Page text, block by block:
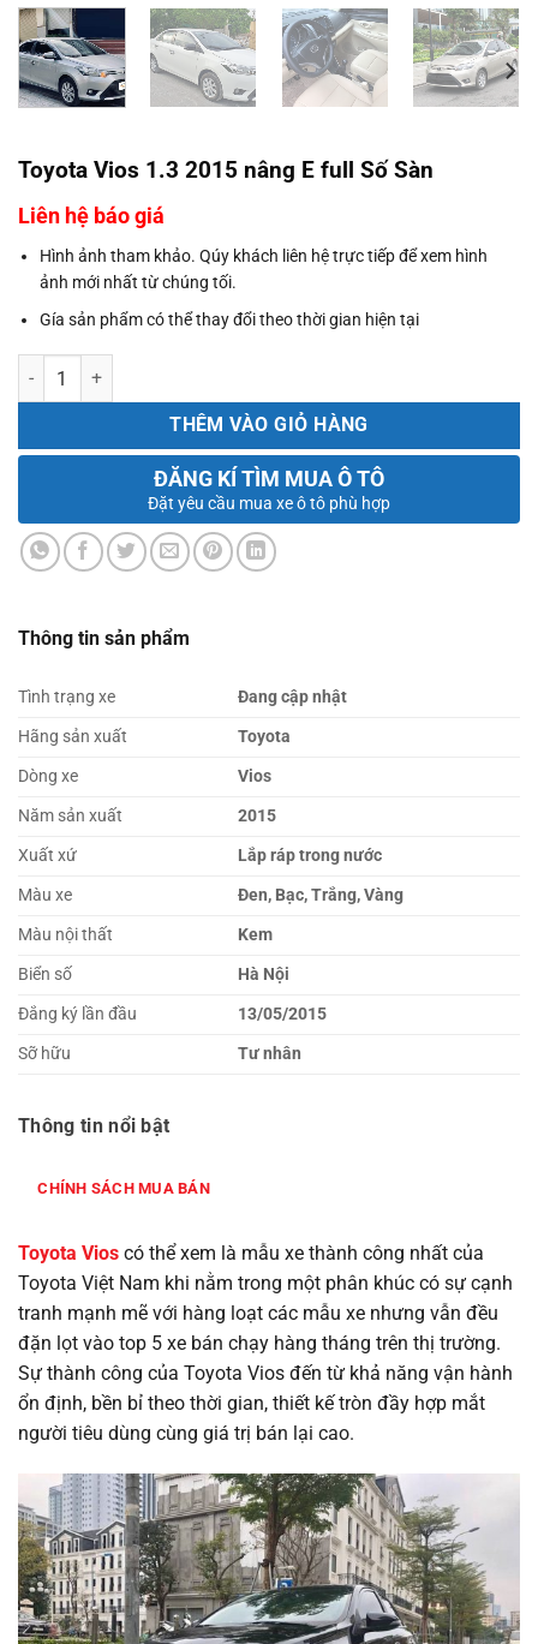
Toyota Vios 1.3 2015 nâng E full Số Sàn
Liên hệ báo giá
Hình ảnh tham khảo. Qúy khách liên hệ trực tiếp để xem hình
ảnh mới nhất từ chúng tối.
Gía sản phẩm có thể thay đổi theo thời gian hiện tại
Số lượng
THÊM VÀO GIỎ HÀNG
ĐĂNG KÍ TÌM MUA Ô TÔ
Đặt yêu cầu mua xe ô tô phù hợp
Thông tin sản phẩm
Tình trạng xe
Đang cập nhật
Hãng sản xuất
Toyota
Dòng xe
Vios
Năm sản xuất
2015
Xuất xứ
Lắp ráp trong nước
Màu xe
Đen, Bạc, Trắng, Vàng
Màu nội thất
Kem
Biển số
Hà Nội
Đắng ký lần đầu
13/05/2015
Sỡ hữu
Tư nhân
Thông tin nổi bật
CHÍNH SÁCH MUA BÁN
Toyota Vios có thể xem là mẫu xe thành công nhất của
Toyota Việt Nam khi nằm trong một phân khúc có sự cạnh
tranh mạnh mẽ với hàng loạt các mẫu xe nhưng vẫn đều
đặn lọt vào top 5 xe bán chạy hàng tháng trên thị trường.
Sự thành công của Toyota Vios đến từ khả năng vận hành
ổn định, bền bỉ theo thời gian, thiết kế tròn đầy hợp mắt
người tiêu dùng cùng giá trị bán lại cao.